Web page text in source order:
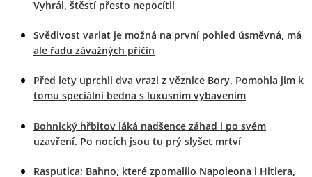
Vyhrál, štěstí přesto nepocítil
Svědivost varlat je možná na první pohled úsměvná, má
ale řadu závažných příčin
Před lety uprchli dva vrazi z věznice Bory. Pomohla jim k
tomu speciální bedna s luxusním vybavením
Bohnický hřbitov láká nadšence záhad i po svém
uzavření. Po nocích jsou tu prý slyšet mrtví
Rasputica: Bahno, které zpomalilo Napoleona i Hitlera,